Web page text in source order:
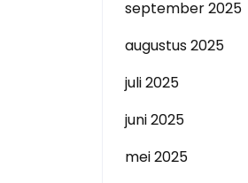
september 2025
augustus 2025
juli 2025
juni 2025
mei 2025